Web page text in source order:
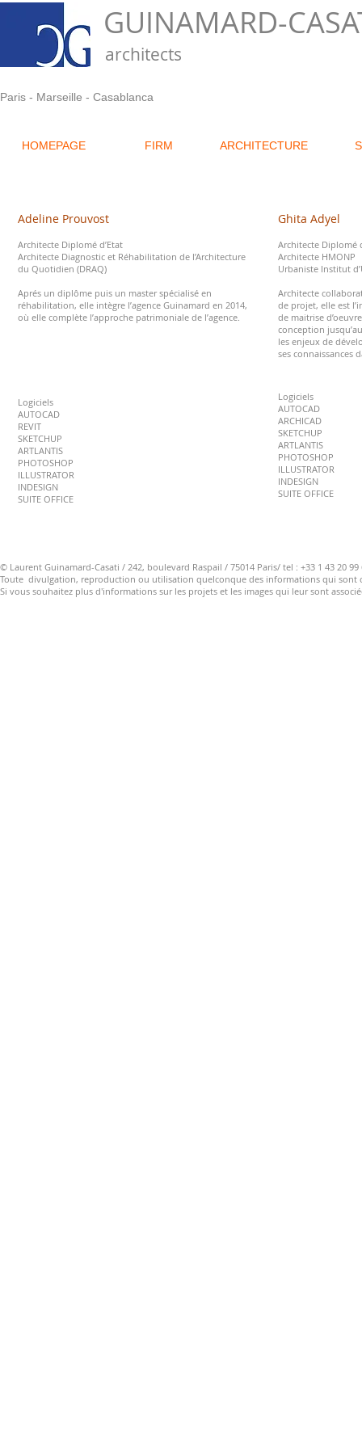
GUINAMARD-
architects
Paris - Marseille - Casablanca
HOMEPAGE FIRM ARCHITECTURE
Adeline Prouvost
Architecte Diplomé d’Etat
Architecte Diagnostic et Réhabilitation de l’Architecture
du Quotidien (DRAQ)
Aprés un diplôme puis un master spécialisé en
réhabilitation, elle intègre l’agence Guinamard en 2014,
où elle complète l’approche patrimoniale de l’agence.
Logiciels
AUTOCAD
REVIT
SKETCHUP
ARTLANTIS
​PHOTOSHOP
ILLUSTRATOR
INDESIGN
SUITE OFFICE
Ghita Adyel
Architecte Diplomé
Architecte HMONP
Urbaniste Institut
Architecte
de projet, elle est
de maitrise
conception
les enjeux de
ses connaissances
Logiciels
AUTOCAD
ARCHICAD
SKETCHUP
ARTLANTIS
​PHOTOSHOP
ILLUSTRATOR
INDESIGN
SUITE OFFICE
© Laurent Guinamard-Casati / 242, boulevard Raspail / 75014 Paris/ tel : +33 1 43 20
Toute divulgation, reproduction ou utilisation quelconque des informations qui sont
Si vous souhaitez plus d'informations sur les projets et les images qui leur sont